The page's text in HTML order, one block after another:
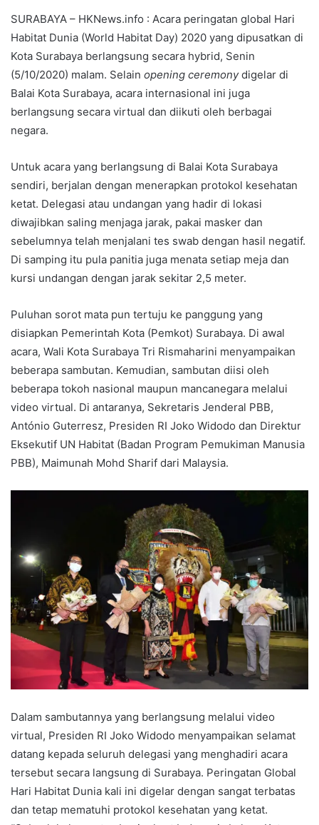
SURABAYA – HKNews.info : Acara peringatan global Hari
Habitat Dunia (World Habitat Day) 2020 yang dipusatkan di
Kota Surabaya berlangsung secara hybrid, Senin
(5/10/2020) malam. Selain opening ceremonydigelar di
Balai Kota Surabaya, acara internasional ini juga
berlangsung secara virtual dan diikuti oleh berbagai
negara.
Untuk acara yang berlangsung di Balai Kota Surabaya
sendiri, berjalan dengan menerapkan protokol kesehatan
ketat. Delegasi atau undangan yang hadir di lokasi
diwajibkan saling menjaga jarak, pakai masker dan
sebelumnya telah menjalani tes swab dengan hasil negatif.
Di samping itu pula panitia juga menata setiap meja dan
kursi undangan dengan jarak sekitar 2,5 meter.
Puluhan sorot mata pun tertuju ke panggung yang
disiapkan Pemerintah Kota (Pemkot) Surabaya. Di awal
acara, Wali Kota Surabaya Tri Rismaharini menyampaikan
beberapa sambutan. Kemudian, sambutan diisi oleh
beberapa tokoh nasional maupun mancanegara melalui
video virtual. Di antaranya, Sekretaris Jenderal PBB,
António Guterresz, Presiden RI Joko Widodo dan Direktur
Eksekutif UN Habitat (Badan Program Pemukiman Manusia
PBB), Maimunah Mohd Sharif dari Malaysia.
Dalam sambutannya yang berlangsung melalui video
virtual, Presiden RI Joko Widodo menyampaikan selamat
datang kepada seluruh delegasi yang menghadiri acara
tersebut secara langsung di Surabaya. Peringatan Global
Hari Habitat Dunia kali ini digelar dengan sangat terbatas
dan tetap mematuhi protokol kesehatan yang ketat.